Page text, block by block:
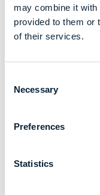
may combine it with
provided to them or
of their services.
Selection
Necessary
Preferences
Statistics
We willen ook
inspireren door te
vandaag de dag
professionele
De kern van de
een